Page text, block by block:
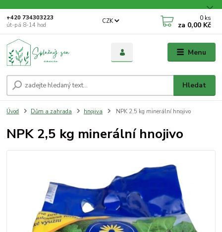
Menu
CZK
Hledat
+420 734303223
út-pá 8-14 hod
0 ks
za 0,00 Kč
Úvod Dům a zahrada hnojiva NPK 2,5 kg minerální hnojivo
NPK 2,5 kg minerální hnojivo